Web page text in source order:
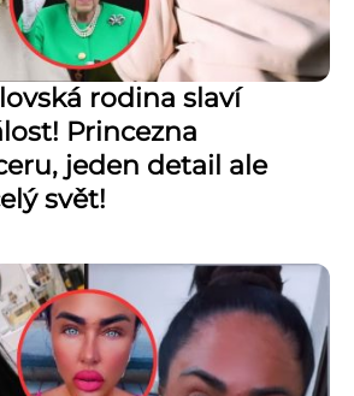
rodina slaví
Princezna
jeden detail ale
svět!